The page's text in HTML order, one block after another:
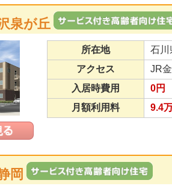
泉が丘
所在地
石川
アクセス
JR
入居時費用
0円
月額利用料
9.4
岡